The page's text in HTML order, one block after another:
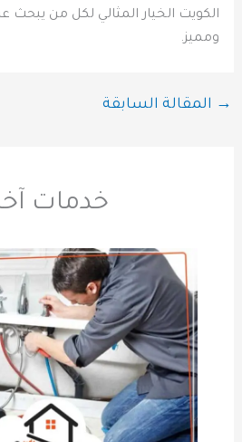
الكويت الخيار المثالي لكل من
ومميز.
→ المقالة السابقة
خدمات